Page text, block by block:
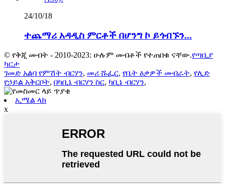
24/10/18
ተጨማሪ አዳዲስ ምርቶች በሆንግ ኮ ይጎብኙን...
© የቅጂ መብት - 2010-2023: ሁሉም መብቶች የተጠበቁ ናቸው.የጣቢያ
ካርታ
ገመድ አልባ የምሽት ብርሃን, መሪ ሹፌር, የቤት ዕቃዎች መብራት, የሊድ
የኃይል አቅርቦት, በካቢኔ ብርሃን ስር, ካቢኔ ብርሃን,
ኢሜል ላክ
x